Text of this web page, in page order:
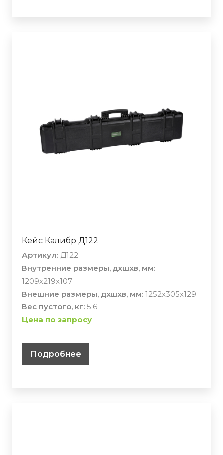
Кейс Калибр Д122
Артикул: Д122
Внутренние размеры, дхшхв, мм:
1209х219х107
Внешние размеры, дхшхв, мм: 1252х305х129
Вес пустого, кг: 5.6
Цена по запросу
Подробнее